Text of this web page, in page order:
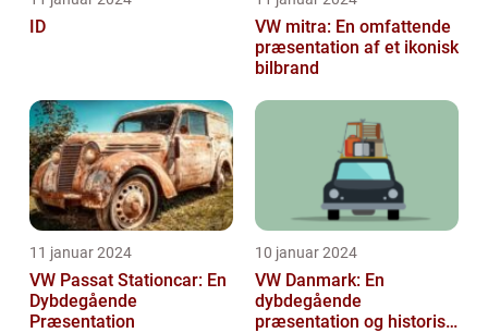
ID
VW mitra: En omfattende
præsentation af et ikonisk
bilbrand
11 januar 2024
VW Passat Stationcar: En
Dybdegående
Præsentation
10 januar 2024
VW Danmark: En
dybdegående
præsentation og historisk